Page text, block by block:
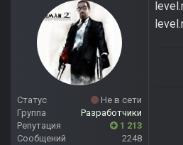
Статус
Не в сети
Группа
Разработчики
Репутация
1 213
Сообщений
2248